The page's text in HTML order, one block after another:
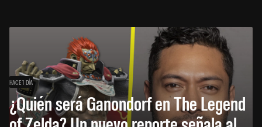
HACE 1 DÍA
¿Quién será Ganondorf en The Legend